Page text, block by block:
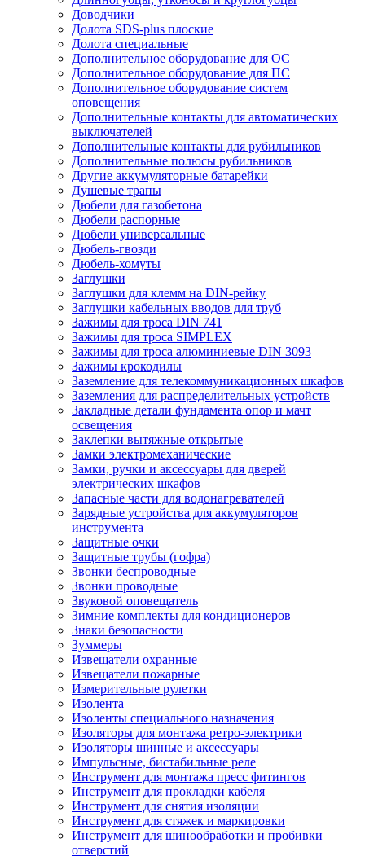
Доводчики
Долота SDS-plus плоские
Долота специальные
Дополнительное оборудование для ОС
Дополнительное оборудование для ПС
Дополнительное оборудование систем
оповещения
Дополнительные контакты для автоматических
выключателей
Дополнительные контакты для рубильников
Дополнительные полюсы рубильников
Другие аккумуляторные батарейки
Душевые трапы
Дюбели для газобетона
Дюбели распорные
Дюбели универсальные
Дюбель-гвозди
Дюбель-хомуты
Заглушки
Заглушки для клемм на DIN-рейку
Заглушки кабельных вводов для труб
Зажимы для троса DIN 741
Зажимы для троса SIMPLEX
Зажимы для троса алюминиевые DIN 3093
Зажимы крокодилы
Заземление для телекоммуникационных шкафов
Заземления для распределительных устройств
Закладные детали фундамента опор и мачт
освещения
Заклепки вытяжные открытые
Замки электромеханические
Замки, ручки и аксессуары для дверей
электрических шкафов
Запасные части для водонагревателей
Зарядные устройства для аккумуляторов
инструмента
Защитные очки
Защитные трубы (гофра)
Звонки беспроводные
Звонки проводные
Звуковой оповещатель
Зимние комплекты для кондиционеров
Знаки безопасности
Зуммеры
Извещатели охранные
Извещатели пожарные
Измерительные рулетки
Изолента
Изоленты специального назначения
Изоляторы для монтажа ретро-электрики
Изоляторы шинные и аксессуары
Импульсные, бистабильные реле
Инструмент для монтажа пресс фитингов
Инструмент для прокладки кабеля
Инструмент для снятия изоляции
Инструмент для стяжек и маркировки
Инструмент для шинообработки и пробивки
отверстий